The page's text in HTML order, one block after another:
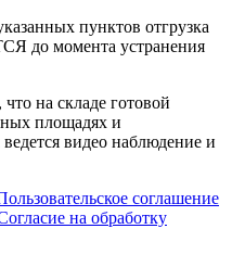
пунктов отгрузка
до момента устранения
на складе готовой
площадях и
видео наблюдение и
соглашение
на обработку